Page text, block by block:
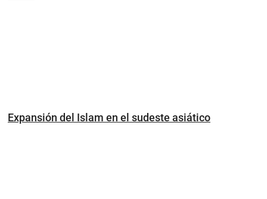
Expansión del Islam en el sudeste asiático